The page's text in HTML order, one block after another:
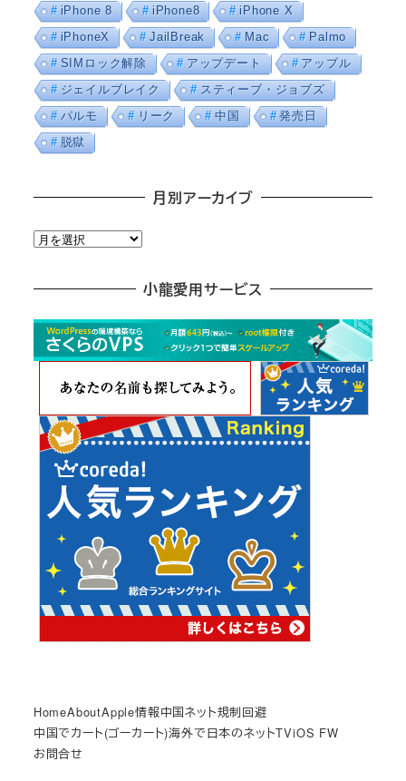
iPhone 8
iPhone8
iPhone X
iPhoneX
JailBreak Mac
Palmo
SIMロック解除
アップデート
アップル
ジェイルブレイク
スティーブ・ジョブズ
パルモ
リーク 中国
発売日
脱獄
月別アーカイブ
月
カ
小龍愛用サービス
HomeAboutApple情報中国ネット規制回避
中国でカート(ゴーカート)海外で日本のネットTViOS FW
お問合せ